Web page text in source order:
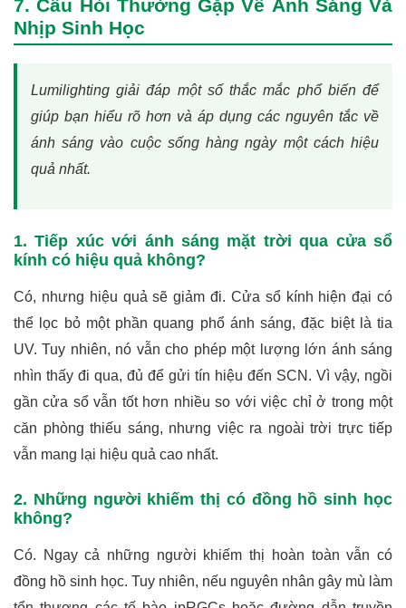
7. Câu Hỏi Thường Gặp Về Ánh Sáng Và
Nhịp Sinh Học
Lumilighting giải đáp một số thắc mắc phổ biến để
giúp bạn hiểu rõ hơn và áp dụng các nguyên tắc về
ánh sáng vào cuộc sống hàng ngày một cách hiệu
quả nhất.
1. Tiếp xúc với ánh sáng mặt trời qua cửa sổ
kính có hiệu quả không?
Có, nhưng hiệu quả sẽ giảm đi. Cửa sổ kính hiện đại có
thể lọc bỏ một phần quang phổ ánh sáng, đặc biệt là tia
UV. Tuy nhiên, nó vẫn cho phép một lượng lớn ánh sáng
nhìn thấy đi qua, đủ để gửi tín hiệu đến SCN. Vì vậy, ngồi
gần cửa sổ vẫn tốt hơn nhiều so với việc chỉ ở trong một
căn phòng thiếu sáng, nhưng việc ra ngoài trời trực tiếp
vẫn mang lại hiệu quả cao nhất.
2. Những người khiếm thị có đồng hồ sinh học
không?
Có. Ngay cả những người khiếm thị hoàn toàn vẫn có
đồng hồ sinh học. Tuy nhiên, nếu nguyên nhân gây mù làm